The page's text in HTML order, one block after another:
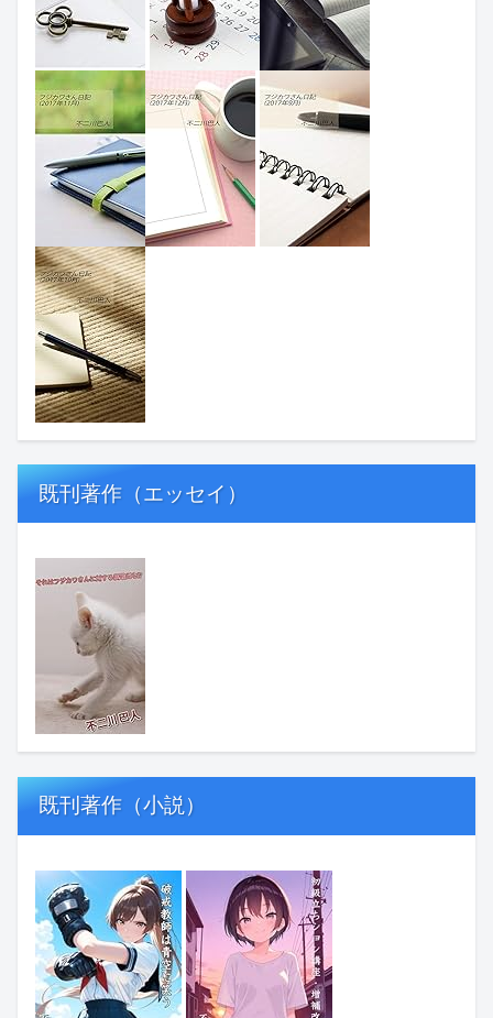
既刊著作（エッセイ）
既刊著作（小説）